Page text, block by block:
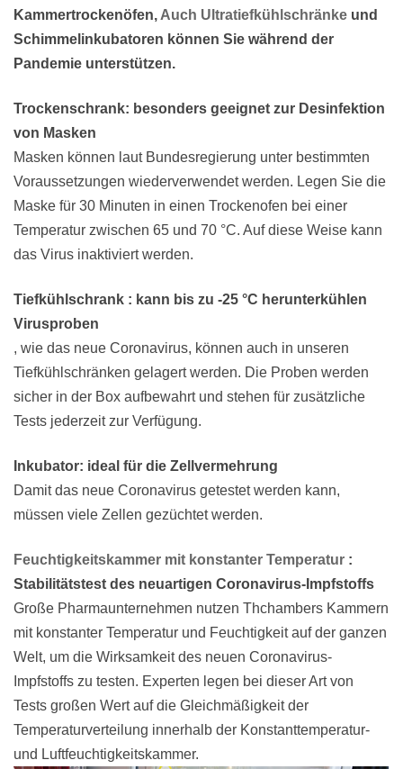
Kammertrockenöfen, Auch Ultratiefkühlschränke und
Schimmelinkubatoren können Sie während der
Pandemie unterstützen.
Trockenschrank: besonders geeignet zur Desinfektion
von Masken
Masken können laut Bundesregierung unter bestimmten
Voraussetzungen wiederverwendet werden. Legen Sie die
Maske für 30 Minuten in einen Trockenofen bei einer
Temperatur zwischen 65 und 70 °C. Auf diese Weise kann
das Virus inaktiviert werden.
Tiefkühlschrank : kann bis zu -25 °C herunterkühlen
Virusproben
, wie das neue Coronavirus, können auch in unseren
Tiefkühlschränken gelagert werden. Die Proben werden
sicher in der Box aufbewahrt und stehen für zusätzliche
Tests jederzeit zur Verfügung.
Inkubator: ideal für die Zellvermehrung
Damit das neue Coronavirus getestet werden kann,
müssen viele Zellen gezüchtet werden.
Feuchtigkeitskammer mit konstanter Temperatur :
Stabilitätstest des neuartigen Coronavirus-Impfstoffs
Große Pharmaunternehmen nutzen Thchambers Kammern
mit konstanter Temperatur und Feuchtigkeit auf der ganzen
Welt, um die Wirksamkeit des neuen Coronavirus-
Impfstoffs zu testen. Experten legen bei dieser Art von
Tests großen Wert auf die Gleichmäßigkeit der
Temperaturverteilung innerhalb der Konstanttemperatur-
und Luftfeuchtigkeitskammer.